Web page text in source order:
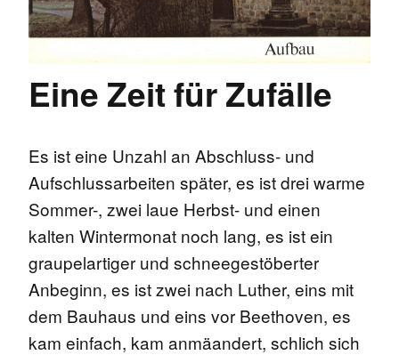
Eine Zeit für Zufälle
Es ist eine Unzahl an Abschluss- und
Aufschlussarbeiten später, es ist drei warme
Sommer-, zwei laue Herbst- und einen
kalten Wintermonat noch lang, es ist ein
graupelartiger und schneegestöberter
Anbeginn, es ist zwei nach Luther, eins mit
dem Bauhaus und eins vor Beethoven, es
kam einfach, kam anmäandert, schlich sich